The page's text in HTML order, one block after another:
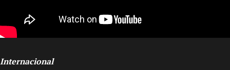
Internacional